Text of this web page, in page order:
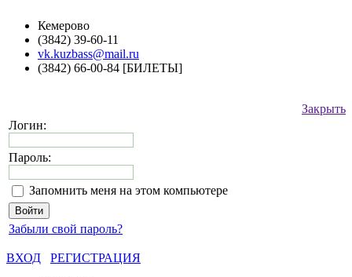
Кемерово
(3842) 39-60-11
vk.kuzbass@mail.ru
(3842) 66-00-84 [БИЛЕТЫ]
Закрыть
Логин:
Пароль:
Запомнить меня на этом компьютере
Забыли свой пароль?
ВХОД
РЕГИСТРАЦИЯ